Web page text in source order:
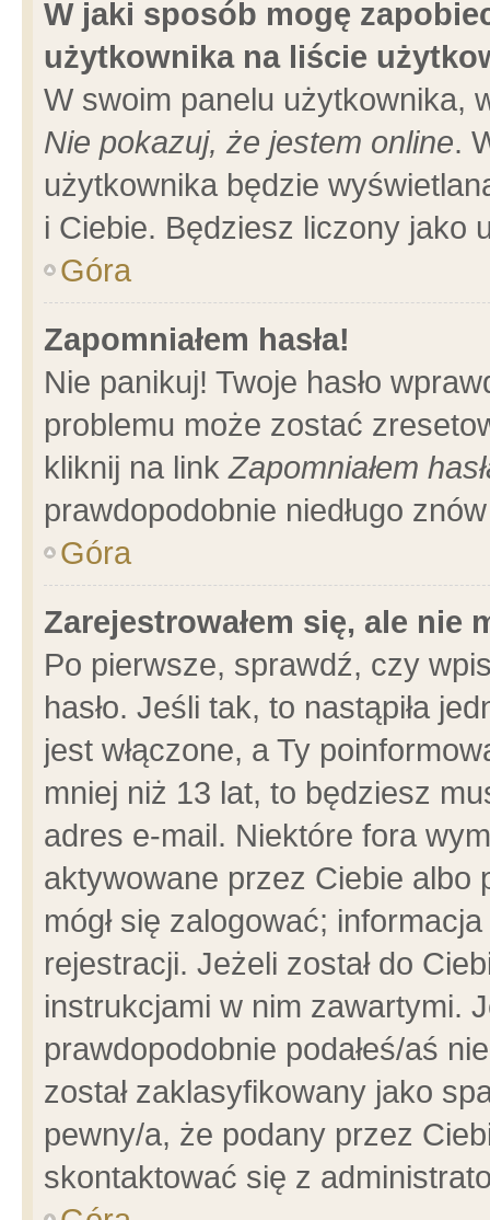
W jaki sposób mogę
użytkownika na liście
W swoim panelu użytkownika,
Nie pokazuj, że jestem online.
użytkownika będzie
i Ciebie. Będziesz liczony jako
Góra
Zapomniałem hasła!
Nie panikuj! Twoje hasło
problemu może zostać
kliknij na linkZapomniałem
prawdopodobnie niedługo
Góra
Zarejestrowałem się, ale nie
Po pierwsze, sprawdź, czy
hasło. Jeśli tak, to nastąpiła
jest włączone, a Ty
mniej niż 13 lat, to będziesz
adres e-mail. Niektóre fora
aktywowane przez Ciebie albo
mógł się zalogować;
rejestracji. Jeżeli został do
instrukcjami w nim zawartymi.
prawdopodobnie podałeś/aś
został zaklasyfikowany jako
pewny/a, że podany przez
skontaktować się z